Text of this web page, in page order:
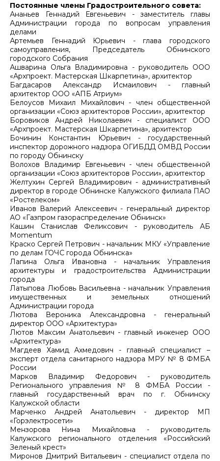
Постоянные члены Градостроительного совета:
Ананьев Геннадий Евгеньевич - заместитель главы
Администрации города по вопросам управления
делами
Артемьев Геннадий Юрьевич - глава городского
самоуправления, Председатель Обнинского
городского Собрания
Ашварина Ольга Владимировна - руководитель ООО
«Архпроект. Мастерская Шкарпетина», архитектор
Багдасаров Александр Исмаилович - главный
архитектор ООО «АПБ Атриум»
Белоусов Михаил Михайлович - член общественной
организации «Союз архитекторов России», архитектор
Боровиков Андрей Николаевич - специалист ООО
«Архпроект. Мастерская Шкарпетина», архитектор
Бочинин Константин Юрьевич - государственный
инспектор дорожного надзора ОГИБДД ОМВД России
по городу Обнинску
Волохов Владимир Евгеньевич - член общественной
организации «Союз архитекторов России», архитектор
Желтухин Сергей Владимирович - административный
директор в городе Обнинске Калужского филиала ПАО
«Ростелеком»
Иванов Валерий Алексеевич - генеральный директор
АО «Газпром газораспределение Обнинск»
Кашин Станислав Феликсович - руководитель АБ
Momentum
Краско Сергей Петрович - начальник МКУ «Управление
по делам ГОЧС города Обнинска»
Лапина Ольга Ивановна - начальник Управления
архитектуры и градостроительства Администрации
города
Латыпова Любовь Васильевна - начальник Управления
имущественных и земельных отношений
Администрации города
Лютова Вероника Александровна - генеральный
директор ООО «Архитектура»
Лютов Максим Анатольевич - главный инженер ООО
«Архитектура»
Магдеев Хамид Ахмедович - главный специалист –
эксперт отдела санитарного надзора МРУ № 8 ФМБА
России
Марков Владимир Федорович - руководитель
Регионального управления № 8 ФМБА России -
главный государственный врач по г. Обнинску
Калужской области
Марченко Андрей Анатольевич - директор МП
«Горэлектросети»
Мензорова Нина Михайловна - руководитель
Калужского регионального отделения «Российский
Зеленый крест»
Миронов Дмитрий Витальевич - специалист отдела по